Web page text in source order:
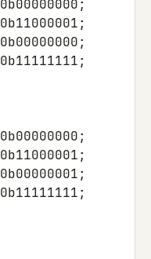
0b00000000;
0b11000001;
0b00000000;
0b11111111;
0b00000000;
0b11000001;
0b00000001;
0b11111111;